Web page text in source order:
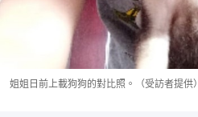
姐姐日前上載狗狗的對比照。（受訪者提供）